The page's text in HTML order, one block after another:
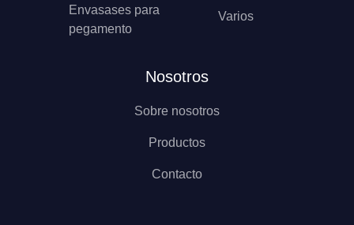
Envasases para
pegamento
Varios
Nosotros
Sobre nosotros
Productos
Contacto